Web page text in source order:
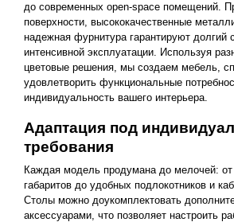
до современных open-space помещений.
поверхности, высококачественные
надежная фурнитура гарантируют
интенсивной эксплуатации. Используя
цветовые решения, мы создаем мебель,
удовлетворить функциональные
индивидуальность вашего интерьера.
Адаптация под
требования
Каждая модель продумана до мелочей:
габаритов до удобных подлокотников и
Столы можно доукомплектовать
аксессуарами, что позволяет настроить